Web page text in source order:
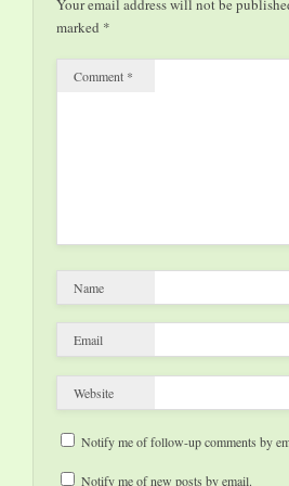
wird dann jeweils 10
Minuten in einem
Raum lesen und…
Your email address will not be
marked *
Comment *
Name
Email
Website
Notify me of follow-up comments by
Notify me of new posts by email.